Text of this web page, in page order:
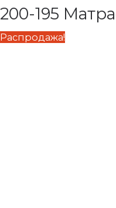
200-195
Распродажа!